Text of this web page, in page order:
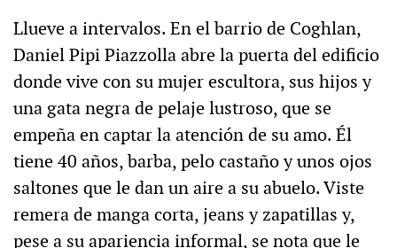
Llueve a intervalos. En el barrio de Coghlan,
Daniel Pipi Piazzolla abre la puerta del edificio
donde vive con su mujer escultora, sus hijos y
una gata negra de pelaje lustroso, que se
empeña en captar la atención de su amo. Él
tiene 40 años, barba, pelo castaño y unos ojos
saltones que le dan un aire a su abuelo. Viste
remera de manga corta, jeans y zapatillas y,
pese a su apariencia informal, se nota que le